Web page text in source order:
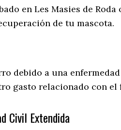
en Les Masies de
de tu mascota.
debido a una
gasto relacionado con
Civil Extendida